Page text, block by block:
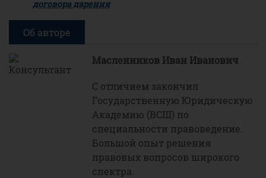
договора дарения
Об авторе
Масленников Иван Иванович
С отличием закончил
Государственную Юридическую
Академию (ВСШ) по
специальности правоведение.
Большой опыт решения
правовых вопросов широкого
спектра.